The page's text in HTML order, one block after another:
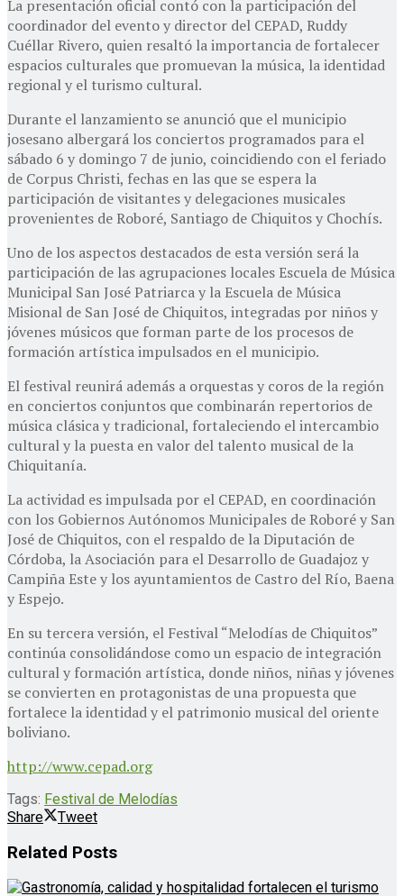
La presentación oficial contó con la participación del
coordinador del evento y director del CEPAD, Ruddy
Cuéllar Rivero, quien resaltó la importancia de fortalecer
espacios culturales que promuevan la música, la identidad
regional y el turismo cultural.
Durante el lanzamiento se anunció que el municipio
josesano albergará los conciertos programados para el
sábado 6 y domingo 7 de junio, coincidiendo con el feriado
de Corpus Christi, fechas en las que se espera la
participación de visitantes y delegaciones musicales
provenientes de Roboré, Santiago de Chiquitos y Chochís.
Uno de los aspectos destacados de esta versión será la
participación de las agrupaciones locales Escuela de Música
Municipal San José Patriarca y la Escuela de Música
Misional de San José de Chiquitos, integradas por niños y
jóvenes músicos que forman parte de los procesos de
formación artística impulsados en el municipio.
El festival reunirá además a orquestas y coros de la región
en conciertos conjuntos que combinarán repertorios de
música clásica y tradicional, fortaleciendo el intercambio
cultural y la puesta en valor del talento musical de la
Chiquitanía.
La actividad es impulsada por el CEPAD, en coordinación
con los Gobiernos Autónomos Municipales de Roboré y San
José de Chiquitos, con el respaldo de la Diputación de
Córdoba, la Asociación para el Desarrollo de Guadajoz y
Campiña Este y los ayuntamientos de Castro del Río, Baena
y Espejo.
En su tercera versión, el Festival “Melodías de Chiquitos”
continúa consolidándose como un espacio de integración
cultural y formación artística, donde niños, niñas y jóvenes
se convierten en protagonistas de una propuesta que
fortalece la identidad y el patrimonio musical del oriente
boliviano.
http://www.cepad.org
Tags: Festival de Melodías
Share
Tweet
Related Posts